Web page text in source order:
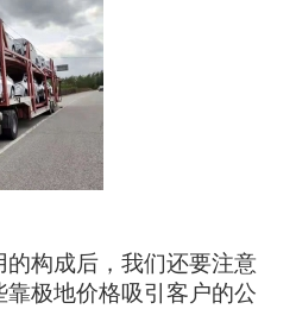
构成后，我们还要注意
极地价格吸引客户的公